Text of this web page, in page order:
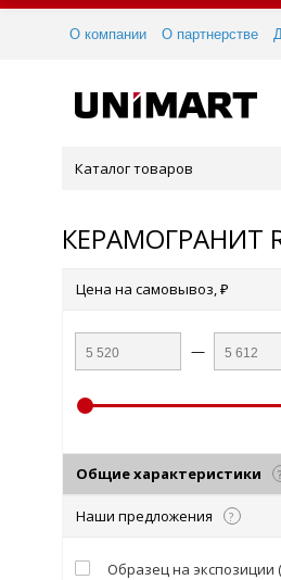
О компании О партнерстве
Каталог товаров
КЕРАМОГРАНИТ
Цена на самовывоз, ₽
—
Общие характеристики
Наши предложения ?
Образец на экспозиции (